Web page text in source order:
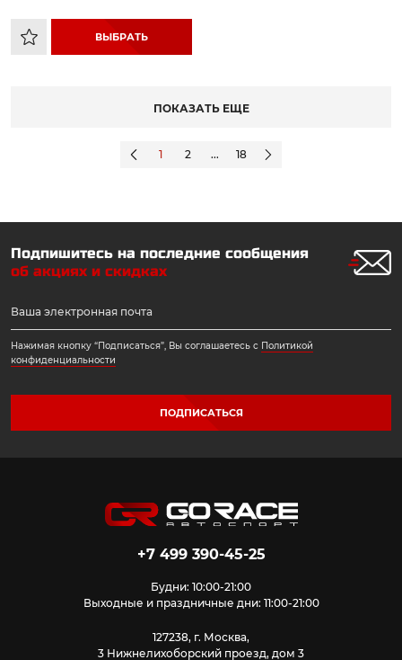
ВЫБРАТЬ
ПОКАЗАТЬ ЕЩЕ
1 2 ... 18
Подпишитесь на последние сообщения
об акциях и скидках
Нажимая кнопку “Подписаться”, Вы соглашаетесь с Политикой
конфиденциальности
ПОДПИСАТЬСЯ
+7 499 390-45-25
Будни: 10:00-21:00
Выходные и праздничные дни: 11:00-21:00
127238, г. Москва,
3 Нижнелихоборский проезд, дом 3